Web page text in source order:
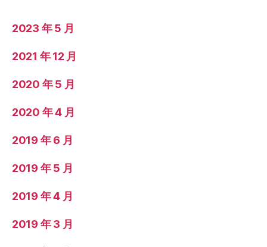
2023 年 5 月
2021 年 12 月
2020 年 5 月
2020 年 4 月
2019 年 6 月
2019 年 5 月
2019 年 4 月
2019 年 3 月